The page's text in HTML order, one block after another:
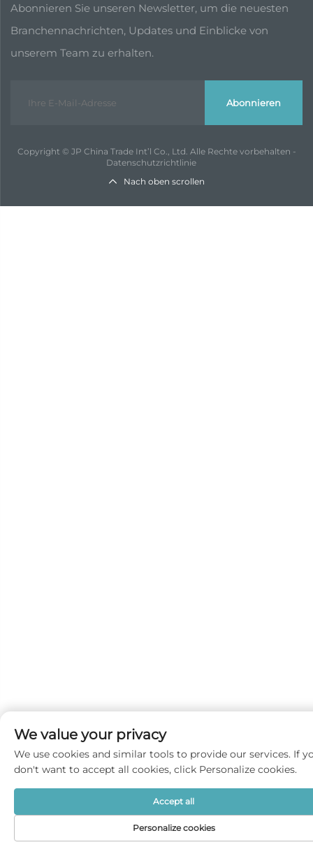
Abonnieren Sie unseren Newsletter, um die neuesten
Branchennachrichten, Updates und Einblicke von
unserem Team zu erhalten.
Abonnieren
Copyright © JP China Trade Int’l Co., Ltd. Alle Rechte vorbehalten -
Datenschutzrichtlinie
Nach oben scrollen
We value your privacy
We use cookies and similar tools to provide our services. If
don't want to accept all cookies, click Personalize cookies.
Personalize cookies
Accept all